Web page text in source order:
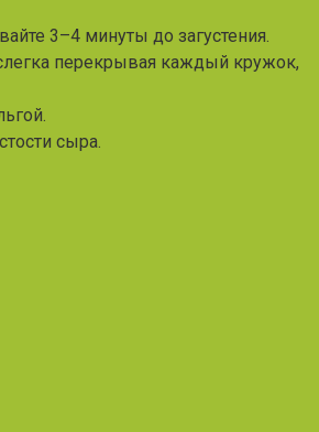
3–4 минуты до загустения.
перекрывая каждый кружок,
сыра.